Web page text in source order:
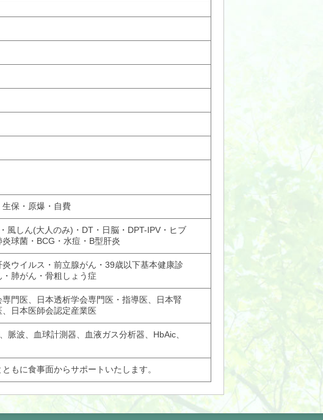
保・原爆・自費
風しん(大人のみ)・DT・日脳・DPT-IPV・ヒブ
炎球菌・BCG・水痘・B型肝炎
ウイルス・前立腺がん・39歳以下基本健康診
肺がん・骨粗しょう症
専門医、日本透析学会専門医・指導医、日本腎
、日本医師会認定産業医
脈波、血球計測器、血液ガス分析器、HbAic、
もに食事面からサポートいたします。